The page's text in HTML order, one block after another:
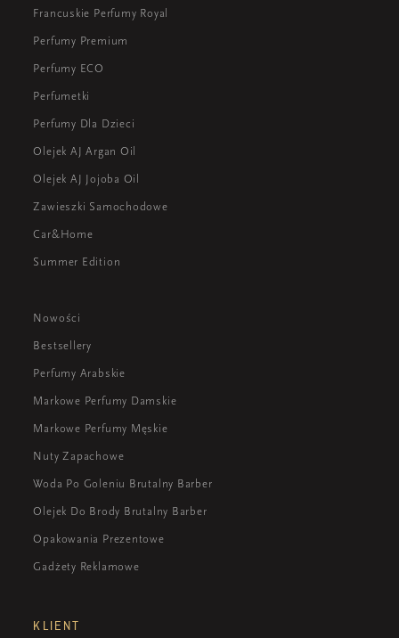
Francuskie Perfumy Royal
Perfumy Premium
Perfumy ECO
Perfumetki
Perfumy Dla Dzieci
Olejek AJ Argan Oil
Olejek AJ Jojoba Oil
Zawieszki Samochodowe
Car&Home
Summer Edition
Nowości
Bestsellery
Perfumy Arabskie
Markowe Perfumy Damskie
Markowe Perfumy Męskie
Nuty Zapachowe
Woda Po Goleniu Brutalny Barber
Olejek Do Brody Brutalny Barber
Opakowania Prezentowe
Gadżety Reklamowe
KLIENT